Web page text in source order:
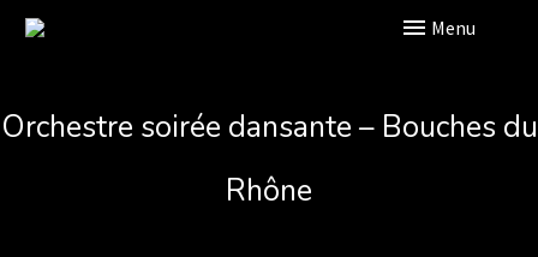
Primary Menu
Orchestre soirée dansante – Bouches du
Rhône